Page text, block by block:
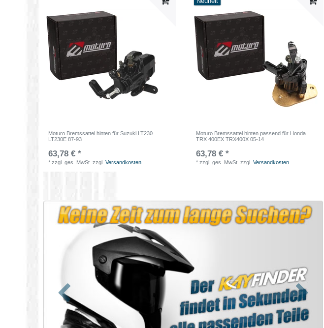
Moturo Bremssattel hinten für Suzuki LT230
LT230E 87-93
63,78 € *
*zzgl. ges. MwSt. zzgl.Versandkosten
Moturo Bremssattel hinten passend für Honda
TRX 400EX TRX400X 05-14
63,78 € *
*zzgl. ges. MwSt. zzgl.Versandkosten
Zurück Nächste